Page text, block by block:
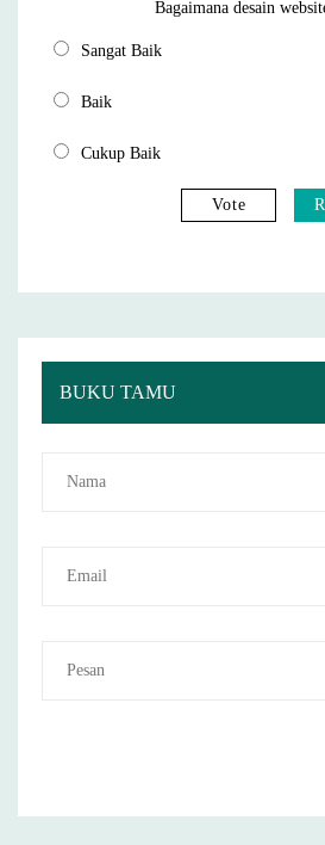
Bagaimana desain
Sangat Baik
Baik
Cukup Baik
Vote
BUKU TAMU